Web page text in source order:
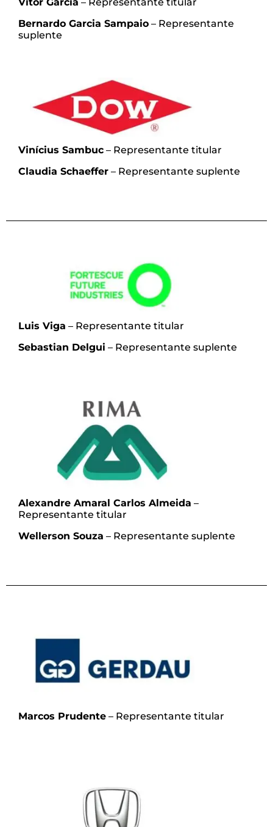
Bernardo Garcia Sampaio – Representante
suplente
Vinícius Sambuc – Representante titular
Claudia Schaeffer – Representante suplente
Luis Viga – Representante titular
Sebastian Delgui – Representante suplente
Alexandre Amaral Carlos Almeida –
Representante titular
Wellerson Souza – Representante suplente
Marcos Prudente – Representante titular